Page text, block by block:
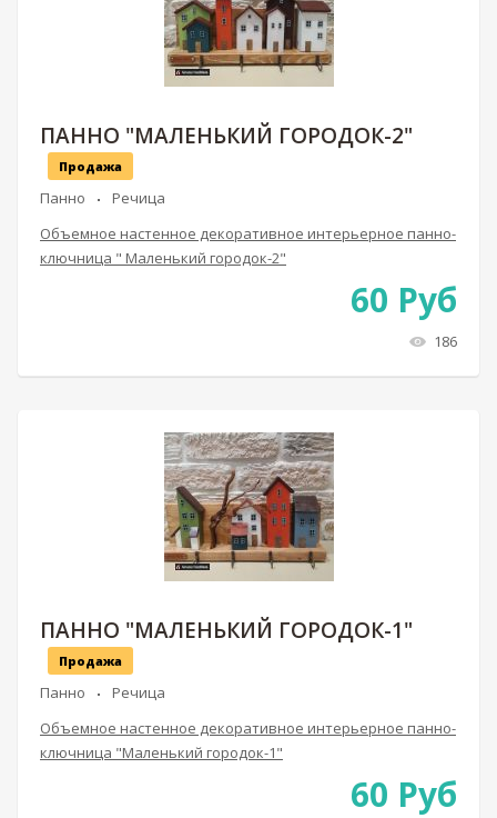
ПАННО "МАЛЕНЬКИЙ ГОРОДОК-2"
Продажа
Панно
Речица
Объемное настенное декоративное интерьерное панно-
ключница " Маленький городок-2"
60 Руб
186
ПАННО "МАЛЕНЬКИЙ ГОРОДОК-1"
Продажа
Панно
Речица
Объемное настенное декоративное интерьерное панно-
ключница "Маленький городок-1"
60 Руб